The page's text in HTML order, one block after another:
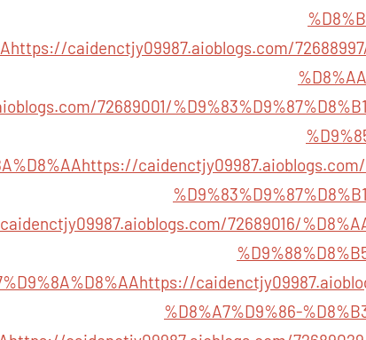
https://caidenctjy09987.aioblogs.com/
72689001/
https://caidenctjy09987.aioblogs.com/
72689016/
https://
%D8%A7%D9%86-